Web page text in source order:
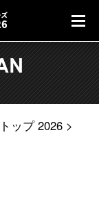
ップ 2026